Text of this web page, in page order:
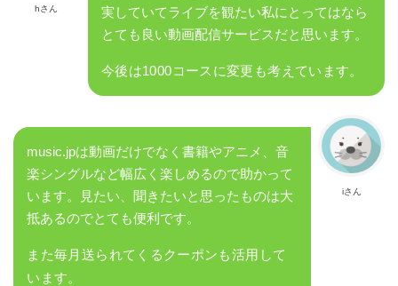
hさん
実していてライブを観たい私にとってはなら
とても良い動画配信サービスだと思います。
今後は1000コースに変更も考えています。
iさん
music.jpは動画だけでなく書籍やアニメ、音
楽シングルなど幅広く楽しめるので助かって
います。見たい、聞きたいと思ったものは大
抵あるのでとても便利です。
また毎月送られてくるクーポンも活用して
います。